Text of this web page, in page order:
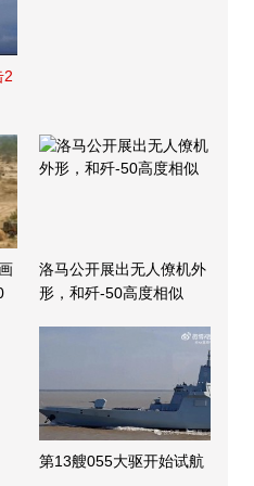
2
洛马公开展出无人僚机外
形，和歼-50高度相似
第13艘055大驱开始试航